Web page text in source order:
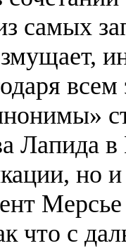
самых
Лапида в
но
Мерсье
что с